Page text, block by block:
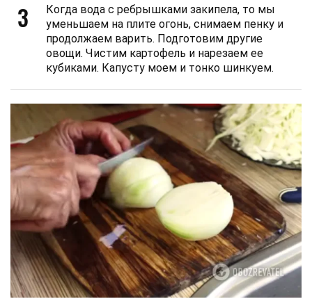
3
Когда вода с ребрышками закипела, то мы
уменьшаем на плите огонь, снимаем пенку и
продолжаем варить. Подготовим другие
овощи. Чистим картофель и нарезаем ее
кубиками. Капусту моем и тонко шинкуем.